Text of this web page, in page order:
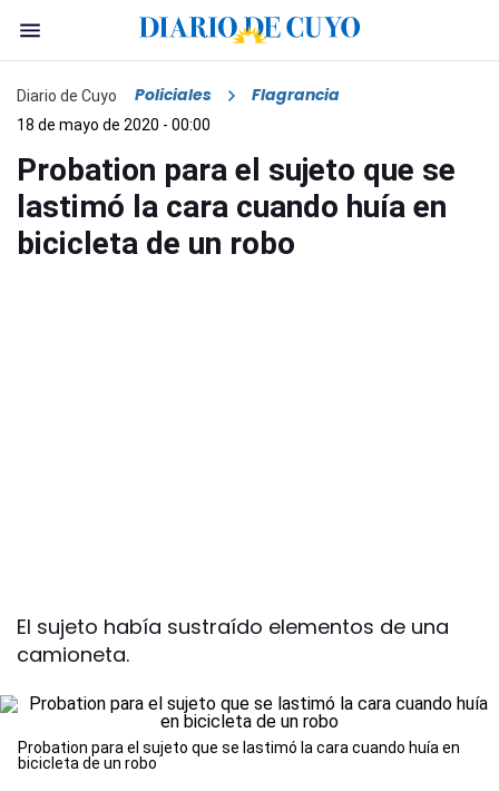
Diario de Cuyo Policiales Flagrancia
18 de mayo de 2020 - 00:00
Probation para el sujeto que se
lastimó la cara cuando huía en
bicicleta de un robo
El sujeto había sustraído elementos de una
camioneta.
Probation para el sujeto que se lastimó la cara cuando huía en
bicicleta de un robo